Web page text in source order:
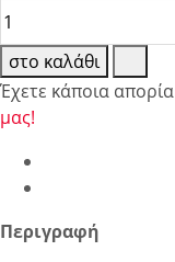
στο καλάθι
Έχετε κάποια
μας!
Περιγραφή